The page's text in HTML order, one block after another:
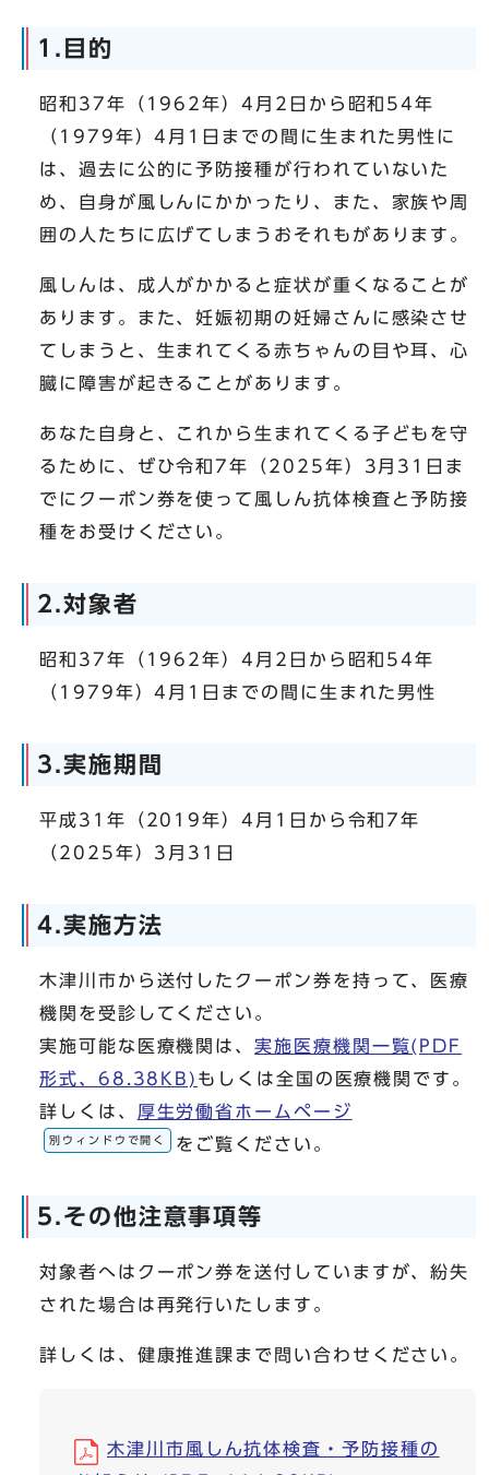
1.目的
昭和37年（1962年）4月2日から昭和54年
（1979年）4月1日までの間に生まれた男性に
は、過去に公的に予防接種が行われていないた
め、自身が風しんにかかったり、また、家族や周
囲の人たちに広げてしまうおそれもがあります。
風しんは、成人がかかると症状が重くなることが
あります。また、妊娠初期の妊婦さんに感染させ
てしまうと、生まれてくる赤ちゃんの目や耳、心
臓に障害が起きることがあります。
あなた自身と、これから生まれてくる子どもを守
るために、ぜひ令和7年（2025年）3月31日ま
でにクーポン券を使って風しん抗体検査と予防接
種をお受けください。
2.対象者
昭和37年（1962年）4月2日から昭和54年
（1979年）4月1日までの間に生まれた男性
3.実施期間
平成31年（2019年）4月1日から令和7年
（2025年）3月31日
4.実施方法
木津川市から送付したクーポン券を持って、医療
機関を受診してください。
実施可能な医療機関は、実施医療機関一覧(PDF
形式、68.38KB) もしくは全国の医療機関です。
詳しくは、 厚生労働省ホームページ
別ウィンドウで開く をご覧ください。
5.その他注意事項等
対象者へはクーポン券を送付していますが、紛失
された場合は再発行いたします。
詳しくは、健康推進課まで問い合わせください。
木津川市風しん抗体検査・予防接種の